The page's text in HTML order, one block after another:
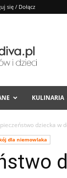
się / Dołącz
KULINARIA
dziecka w
dla niemowlaka